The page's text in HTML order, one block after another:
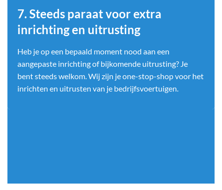
7. Steeds paraat voor extra
inrichting en uitrusting
Heb je op een bepaald moment nood aan een
aangepaste inrichting of bijkomende uitrusting? Je
bent steeds welkom. Wij zijn je one-stop-shop voor het
inrichten en uitrusten van je bedrijfsvoertuigen.